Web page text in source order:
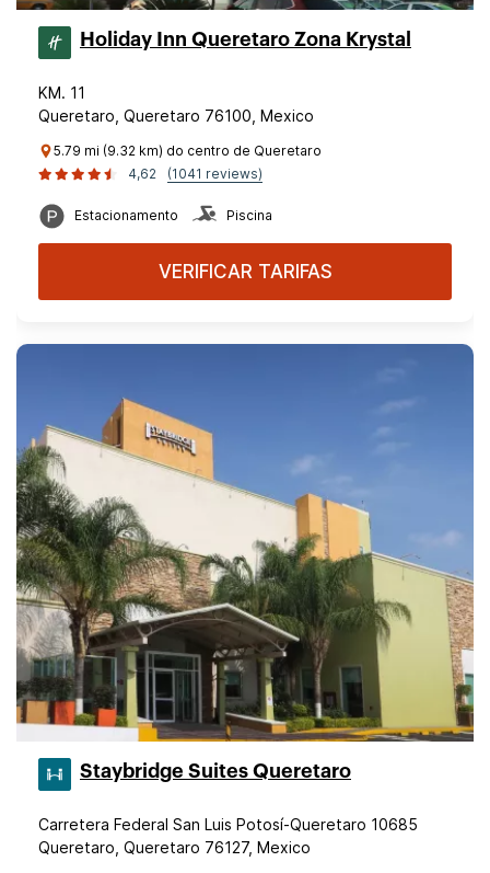
Holiday Inn Queretaro Zona Krystal
KM. 11
Queretaro, Queretaro 76100, Mexico
5.79 mi (9.32 km) do centro de Queretaro
4,62
(1041 reviews)
Estacionamento Piscina
VERIFICAR TARIFAS
Staybridge Suites Queretaro
Carretera Federal San Luis Potosí-Queretaro 10685
Queretaro, Queretaro 76127, Mexico